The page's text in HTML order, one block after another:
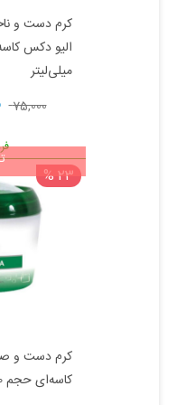
کرم دست و
میلی‌لیتر
75,000
23 %
کرم دست و
کاسه‌ای حجم 200 میلی‌لیتر